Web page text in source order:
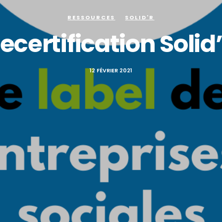
RESSOURCES SOLID'R
12 FÉVRIER 2021